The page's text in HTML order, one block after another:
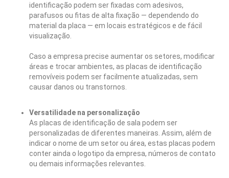
identificação podem ser fixadas com adesivos,
parafusos ou fitas de alta fixação — dependendo do
material da placa — em locais estratégicos e de fácil
visualização.
Caso a empresa precise aumentar os setores, modificar
áreas e trocar ambientes, as placas de identificação
removíveis podem ser facilmente atualizadas, sem
causar danos ou transtornos.
Versatilidade na personalização
As placas de identificação de sala podem ser
personalizadas de diferentes maneiras. Assim, além de
indicar o nome de um setor ou área, estas placas podem
conter ainda o logotipo da empresa, números de contato
ou demais informações relevantes.